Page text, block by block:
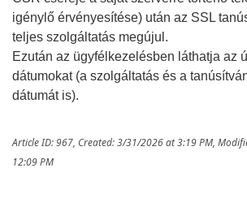
igénylő érvényesítése) után az SSL
teljes szolgáltatás megújul.
Ezután az ügyfélkezelésben láthatja az
dátumokat (a szolgáltatás és a
dátumát is).
Article ID: 967, Created: 3/31/2026 at 3:19 PM,
12:09 PM